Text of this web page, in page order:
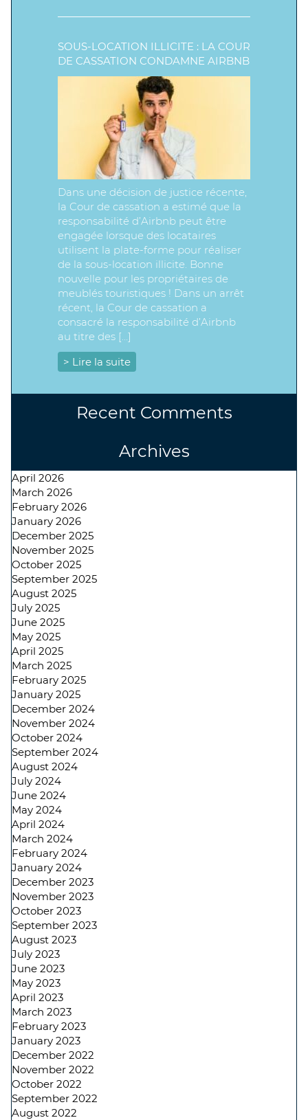
SOUS-LOCATION ILLICITE : LA COUR
DE CASSATION CONDAMNE AIRBNB
Dans une décision de justice récente,
la Cour de cassation a estimé que la
responsabilité d’Airbnb peut être
engagée lorsque des locataires
utilisent la plate-forme pour réaliser
de la sous-location illicite. Bonne
nouvelle pour les propriétaires de
meublés touristiques ! Dans un arrêt
récent, la Cour de cassation a
consacré la responsabilité d’Airbnb
au titre des […]
> Lire la suite
Recent Comments
Archives
April 2026
March 2026
February 2026
January 2026
December 2025
November 2025
October 2025
September 2025
August 2025
July 2025
June 2025
May 2025
April 2025
March 2025
February 2025
January 2025
December 2024
November 2024
October 2024
September 2024
August 2024
July 2024
June 2024
May 2024
April 2024
March 2024
February 2024
January 2024
December 2023
November 2023
October 2023
September 2023
August 2023
July 2023
June 2023
May 2023
April 2023
March 2023
February 2023
January 2023
December 2022
November 2022
October 2022
September 2022
August 2022